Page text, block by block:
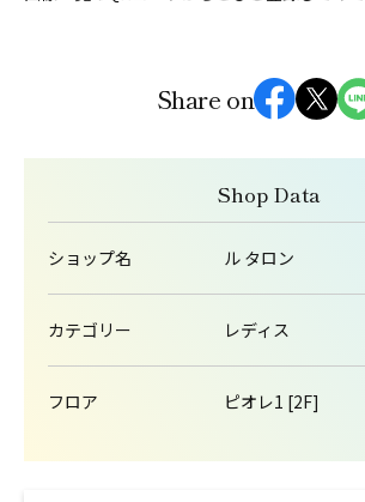
Share on
Shop Data
ショップ名 ル タロン
カテゴリー レディス
フロア ピオレ1 [2F]